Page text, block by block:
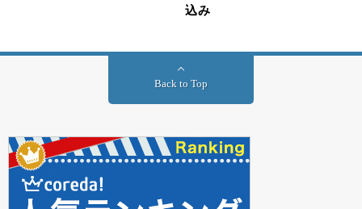
込み
Back to Top